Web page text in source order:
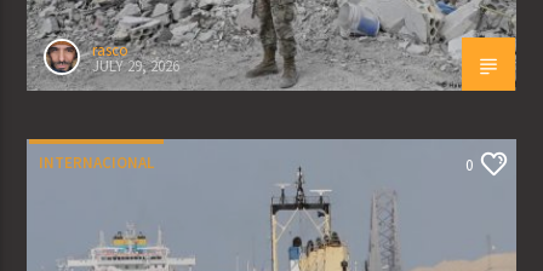
rasco
JULY 29, 2026
INTERNACIONAL 0